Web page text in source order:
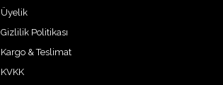
Üyelik
Gizlilik Politikası
Kargo & Teslimat
KVKK